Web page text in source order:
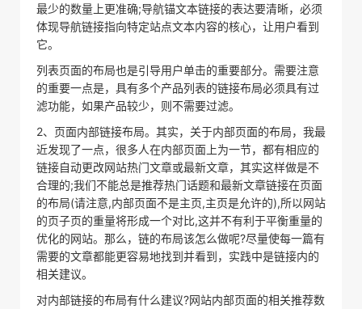
最少的数量上更准确;导航锚文本链接的表达要清晰，必须
体现导航链接指向特定站点文本内容的核心，让用户看到
它。
列表页面的布局也是引导用户单击的重要部分。需要注意
的重要一点是，具有多个产品列表的链接布局必须具有过
滤功能，如果产品较少，则不需要过滤。
2、页面内部链接布局。其实，关于内部页面的布局，我最
近发现了一点，很多人在内部页面上为一节，都有相应的
链接自动更改网站热门文章或最新文章，其实这样做是不
合理的;我们不能总是推荐热门话题和最新文章链接在页面
的布局(请注意,内部页面不是主页,主页是允许的),所以网站
的页子页的重量将形成一个对比,这并不有利于平衡重量的
优化的网站。那么，链的布局该怎么做呢?尽量使每一篇有
需要的文章都能更容易地找到并看到，实践中是链接内的
相关建议。
对内部链接的布局有什么建议?网站内部页面的相关推荐数